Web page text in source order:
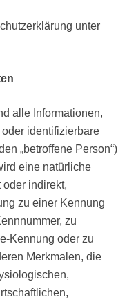
unter
alle Informationen,
identifizierbare
„betroffene Person“)
eine natürliche
oder indirekt,
zu einer Kennung
zu
Kennung oder zu
Merkmalen, die